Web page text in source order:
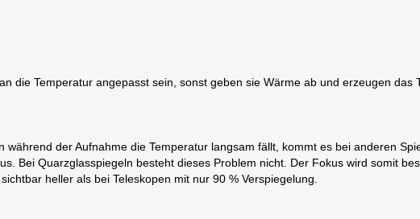
die Temperatur angepasst sein, sonst geben sie Wärme ab und erzeugen das
der Aufnahme die Temperatur langsam fällt, kommt es bei anderen
Bei Quarzglasspiegeln besteht dieses Problem nicht. Der Fokus wird somit
heller als bei Teleskopen mit nur 90 % Verspiegelung.